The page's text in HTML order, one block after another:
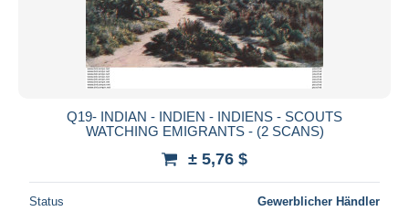
Q19- INDIAN - INDIEN - INDIENS - SCOUTS
WATCHING EMIGRANTS - (2 SCANS)
± 5,76 $
Status Gewerblicher Händler